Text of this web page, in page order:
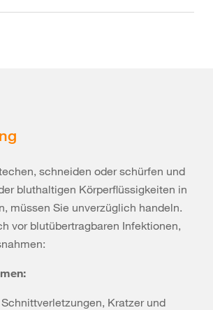
schneiden oder schürfen und
bluthaltigen Körperflüssigkeiten in
müssen Sie unverzüglich handeln.
vor blutübertragbaren Infektionen,
Kratzer und